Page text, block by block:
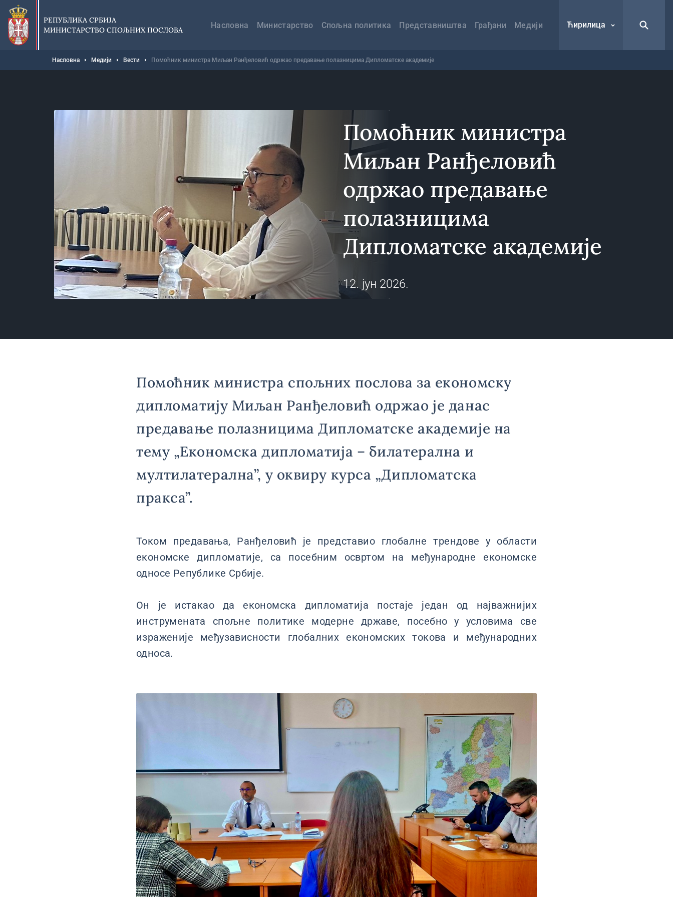
Прескочи
главни
део
садржаја
РЕПУБЛИКА СРБИЈА
МИНИСТАРСТВО СПОЉНИХ ПОСЛОВА
навигација
Насловна Министарство Спољна политика Представништва Грађани Медији Ћирилица
Мрвице
Насловна Медији Вести Помоћник министра Миљан Ранђеловић одржао предавање полазницима Дипломатске академије
Помоћник министра
Миљан Ранђеловић
одржао предавање
полазницима
Дипломатске академије
12. јун 2026.
Помоћник министра спољних послова за економску
дипломатију Миљан Ранђеловић одржао је данас
предавање полазницима Дипломатске академије на
тему „Економска дипломатија – билатерална и
мултилатерална”, у оквиру курса „Дипломатска
пракса”.
Током предавања, Ранђеловић је представио глобалне трендове у области
економске дипломатије, са посебним освртом на међународне економске
односе Републике Србије.
Он је истакао да економска дипломатија постаје један од најважнијих
инструмената спољне политике модерне државе, посебно у условима све
израженије међузависности глобалних економских токова и међународних
односа.